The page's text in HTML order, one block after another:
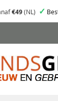
€49(NL) ✓